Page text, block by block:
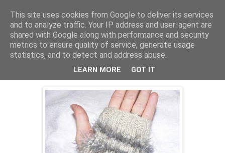
MAMAZON
2009. január 13., kedd
Ujj nélküli kesztyű
This site uses cookies from Google to deliver its services
and to analyze traffic. Your IP address and user-agent are
shared with Google along with performance and security
metrics to ensure quality of service, generate usage
statistics, and to detect and address abuse.
LEARN MORE GOT IT